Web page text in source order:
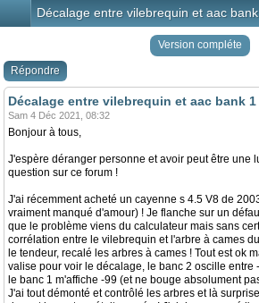
Décalage entre vilebrequin et aac bank
Version compléte
Répondre
Décalage entre vilebrequin et aac bank 1
Sam 4 Déc 2021, 08:32
Bonjour à tous,
J'espère déranger personne et avoir peut être une
question sur ce forum !
J'ai récemment acheté un cayenne s 4.5 V8 de
vraiment manqué d'amour) ! Je flanche sur un
que le problème viens du calculateur mais sans
corrélation entre le vilebrequin et l'arbre à cames
le tendeur, recalé les arbres à cames ! Tout est ok
valise pour voir le décalage, le banc 2 oscille entre
le banc 1 m'affiche -99 (et ne bouge absolument
J'ai tout démonté et contrôlé les arbres et là